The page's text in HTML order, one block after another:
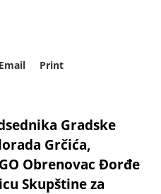
Email Print
Gradske
Grčića,
Obrenovac Đorđe
Skupštine za